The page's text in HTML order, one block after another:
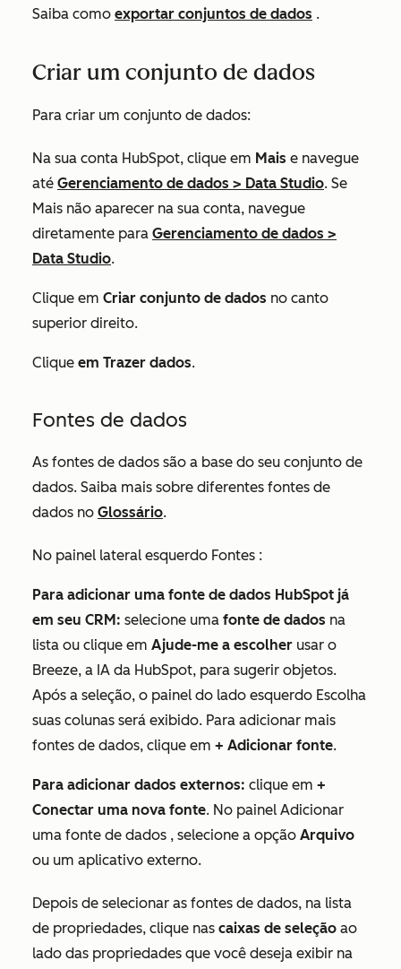
Saiba como exportar conjuntos de dados .
Criar um conjunto de dados
Para criar um conjunto de dados:
Na sua conta HubSpot, clique em Mais e navegue
até Gerenciamento de dados > Data Studio. Se
Mais não aparecer na sua conta, navegue
diretamente para Gerenciamento de dados >
Data Studio.
Clique em Criar conjunto de dados no canto
superior direito.
Clique em Trazer dados.
Fontes de dados
As fontes de dados são a base do seu conjunto de
dados. Saiba mais sobre diferentes fontes de
dados no Glossário.
No painel lateral esquerdo Fontes :
Para adicionar uma fonte de dados HubSpot já
em seu CRM: selecione uma fonte de dados na
lista ou clique em Ajude-me a escolher usar o
Breeze, a IA da HubSpot, para sugerir objetos.
Após a seleção, o painel do lado esquerdo Escolha
suas colunas será exibido. Para adicionar mais
fontes de dados, clique em + Adicionar fonte.
Para adicionar dados externos: clique em +
Conectar uma nova fonte. No painel Adicionar
uma fonte de dados , selecione a opção Arquivo
ou um aplicativo externo.
Depois de selecionar as fontes de dados, na lista
de propriedades, clique nas caixas de seleção ao
lado das propriedades que você deseja exibir na